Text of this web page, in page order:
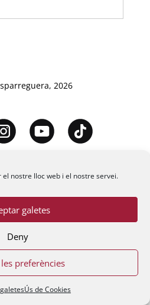
nostre lloc web i el nostre servei.
galetes
Deny
preferències
Ús de Cookies
2026